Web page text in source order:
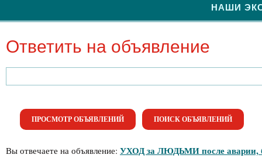
НАШИ
Ответить на объявление
Найти:
ПРОСМОТР ОБЪЯВЛЕНИЙ ПОИСК ОБЪЯВЛЕНИЙ
Вы отвечаете на объявление: УХОД за ЛЮДЬМИ после аварии,